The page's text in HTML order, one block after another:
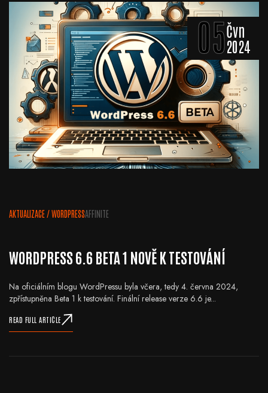
05Čvn
2024
AKTUALIZACE /WORDPRESSAFFINITE
WORDPRESS 6.6 BETA 1 NOVĚ K TESTOVÁNÍ
Na oficiálním blogu WordPressu byla včera, tedy 4. června 2024,
zpřístupněna Beta 1 k testování. Finální release verze 6.6 je...
READ FULL ARTICLE